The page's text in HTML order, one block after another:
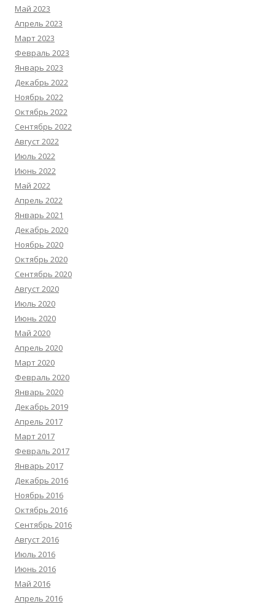
Май 2023
Апрель 2023
Март 2023
Февраль 2023
Январь 2023
Декабрь 2022
Ноябрь 2022
Октябрь 2022
Сентябрь 2022
Август 2022
Июль 2022
Июнь 2022
Май 2022
Апрель 2022
Январь 2021
Декабрь 2020
Ноябрь 2020
Октябрь 2020
Сентябрь 2020
Август 2020
Июль 2020
Июнь 2020
Май 2020
Апрель 2020
Март 2020
Февраль 2020
Январь 2020
Декабрь 2019
Апрель 2017
Март 2017
Февраль 2017
Январь 2017
Декабрь 2016
Ноябрь 2016
Октябрь 2016
Сентябрь 2016
Август 2016
Июль 2016
Июнь 2016
Май 2016
Апрель 2016